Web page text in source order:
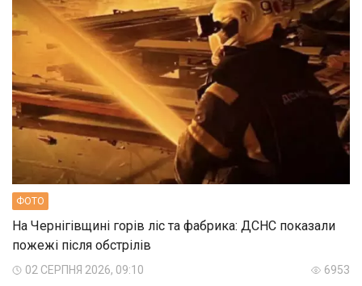
ФОТО
На Чернігівщині горів ліс та фабрика: ДСНС показали
пожежі після обстрілів
02 СЕРПНЯ 2026, 09:10 6953